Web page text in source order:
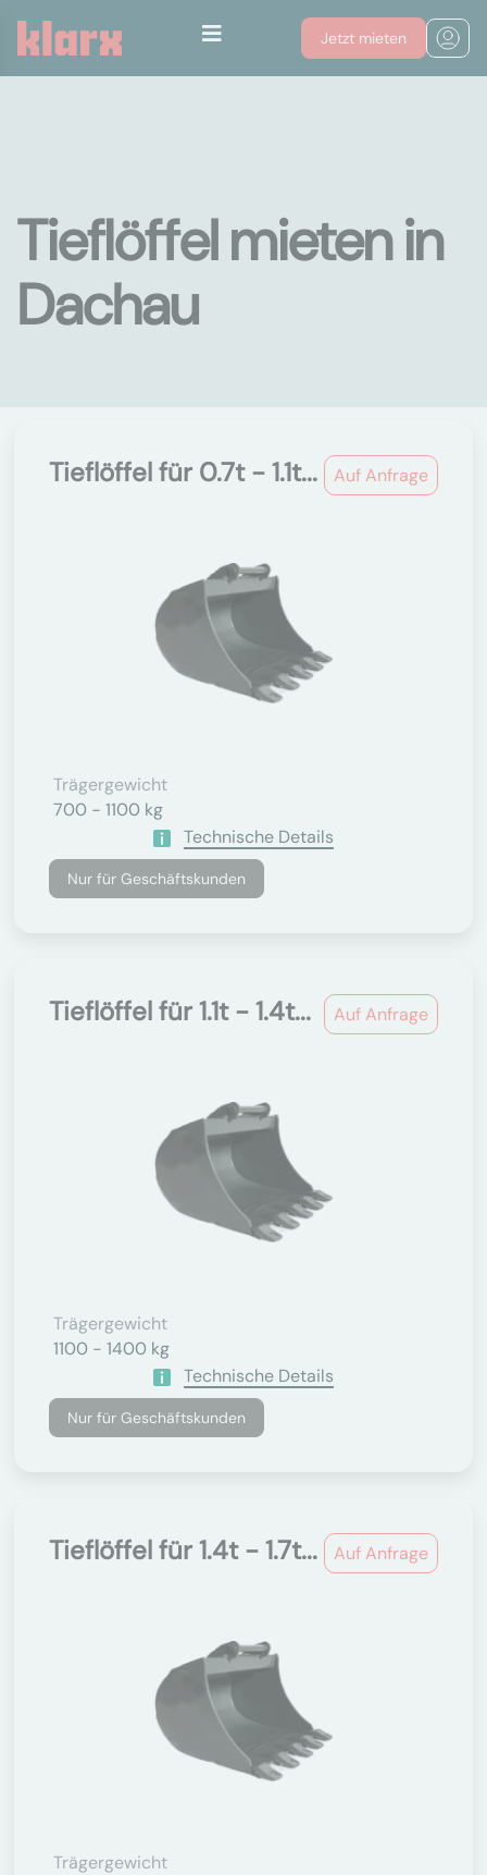
Jetzt mieten
Tieflöffel mieten in
Dachau
Auf Anfrage
Tieflöffel für 0.7t - 1.1t...
Trägergewicht
700 - 1100 kg
Technische Details
Nur für Geschäftskunden
Auf Anfrage
Tieflöffel für 1.1t - 1.4t...
Trägergewicht
1100 - 1400 kg
Technische Details
Nur für Geschäftskunden
Auf Anfrage
Tieflöffel für 1.4t - 1.7t...
Trägergewicht